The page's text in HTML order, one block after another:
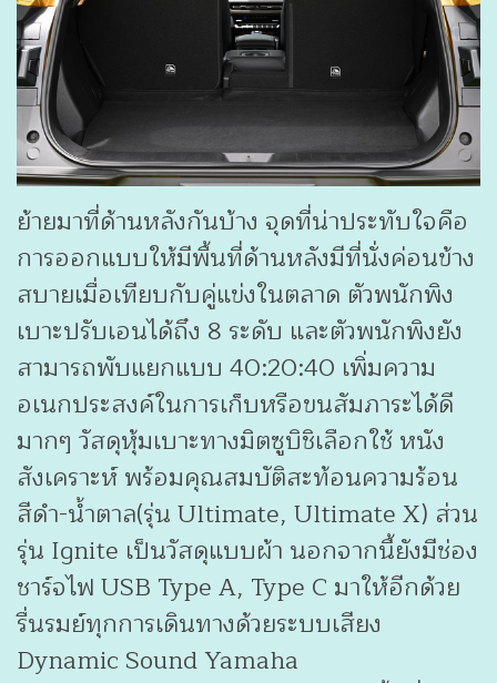
ย้ายมาที่ด้านหลังกันบ้าง จุดที่น่าประทับใจคือ
การออกแบบให้มีพื้นที่ด้านหลังมีที่นั่งค่อนข้าง
สบายเมื่อเทียบกับคู่แข่งในตลาด ตัวพนักพิง
เบาะปรับเอนได้ถึง 8 ระดับ และตัวพนักพิงยัง
สามารถพับแยกแบบ 40:20:40 เพิ่มความ
อเนกประสงค์ในการเก็บหรือขนสัมภาระได้ดี
มากๆ วัสดุหุ้มเบาะทางมิตซูบิชิเลือกใช้ หนัง
สังเคราะห์ พร้อมคุณสมบัติสะท้อนความร้อน
สีดำ-น้ำตาล(รุ่น Ultimate, Ultimate X) ส่วน
รุ่น Ignite เป็นวัสดุแบบผ้า นอกจากนี้ยังมีช่อง
ชาร์จไฟ USB Type A, Type C มาให้อีกด้วย
รื่นรมย์ทุกการเดินทางด้วยระบบเสียง
Dynamic Sound Yamaha